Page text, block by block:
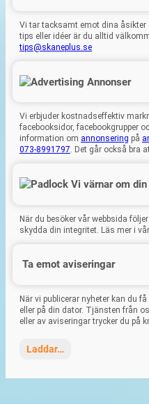
Vi tar tacksamt emot dina åsikter
tips eller idéer är du alltid
tips@skaneplus.se
Annonser
Vi erbjuder kostnadseffektiv
facebooksidor, facebookgrupper
information om annonsering på
073-8991797. Det går också bra
Vi värnar om
När du besöker vår webbsida
skydda din integritet. Läs mer i vår
Ta emot aviseringar
När vi publicerar nyheter kan du
eller på din dator. Tjänsten från
eller av aviseringar trycker du på
Laddar…